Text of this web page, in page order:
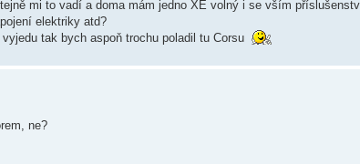
mi to vadí a doma mám jedno XE volný i se vším
elektriky atd?
tak bych aspoň trochu poladil tu Corsu
ne?